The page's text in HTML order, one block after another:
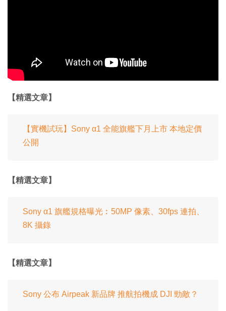
【精選文章】
【實機試玩】Sony α1 全能旗艦下月上市 本地定價
公開
【精選文章】
Sony α1 旗艦規格曝光︰50MP 像素、30fps 連拍、
8K 攝錄
【精選文章】
Sony 公布 Airpeak 新品牌 推航拍機成 DJI 勁敵？